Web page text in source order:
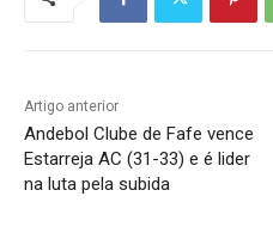
Artigo anterior
Andebol Clube de Fafe vence
Estarreja AC (31-33) e é lider
na luta pela subida